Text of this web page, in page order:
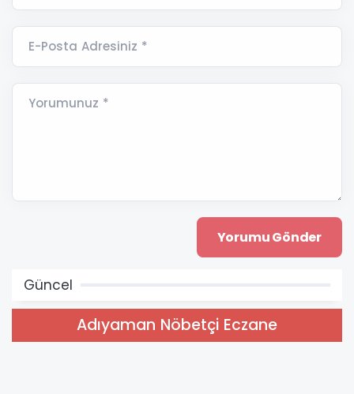
E-Posta Adresiniz *
Yorumunuz *
Güncel
Adıyaman Nöbetçi Eczane